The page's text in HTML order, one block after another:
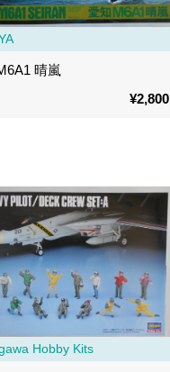
晴嵐
¥2,800
Hobby Kits